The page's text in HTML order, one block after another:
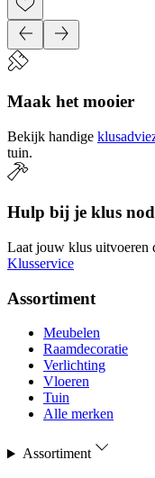
Maak het mooier
Bekijk handige
tuin.
Hulp bij je klus
Laat jouw klus uitvoeren
Klusservice
Assortiment
Meubelen
Raamdecoratie
Verlichting
Vloeren
Tuin
Alle merken
Assortiment